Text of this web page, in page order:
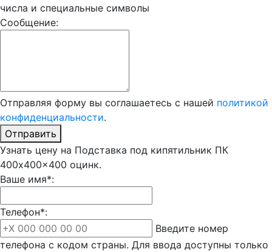
числа и специальные символы
Сообщение:
Отправляя форму вы соглашаетесь с нашей политикой
конфиденциальности.
Отправить
Узнать цену на Подставка под кипятильник ПК
400x400x400 оцинк.
Ваше имя*:
Телефон*:
Введите номер
телефона с кодом страны. Для ввода доступны только